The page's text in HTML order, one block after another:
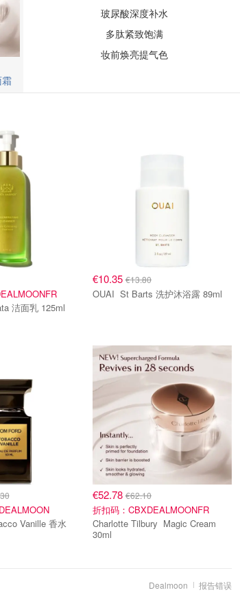
玻尿酸深度补水
多肽紧致饱满
妆前焕亮提气色
Harper Tata 洁面乳 125ml
€10.35 €13.80
OUAI St Barts 洗护沐浴露 89ml
€52.78 €62.10
折扣码：CBXDEALMOONFR
Charlotte Tilbury Magic Cream
30ml
报告错误
Dealmoon